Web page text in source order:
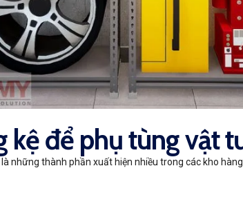
kệ để phụ tùng vật
những thành phần xuất hiện nhiều trong các kho